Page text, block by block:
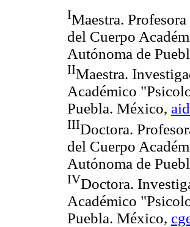
IMaestra.
del Cuerpo
Autónoma de
IIMaestra.
Académico
Puebla. México,
IIIDoctora.
del Cuerpo
Autónoma de
IVDoctora.
Académico
Puebla. México,